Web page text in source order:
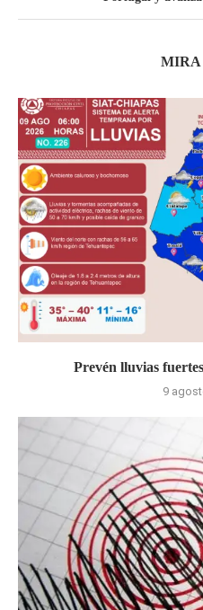
MIRA
Prevén lluvias
9